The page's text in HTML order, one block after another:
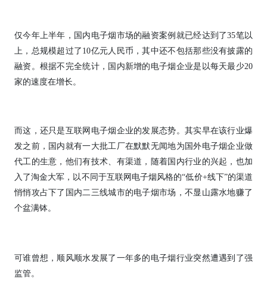
仅今年上半年，国内电子烟市场的融资案例就已经达到了35笔以
上，总规模超过了10亿元人民币，其中还不包括那些没有披露的
融资。根据不完全统计，国内新增的电子烟企业是以每天最少20
家的速度在增长。
而这，还只是互联网电子烟企业的发展态势。其实早在该行业爆
发之前，国内就有一大批工厂在默默无闻地为国外电子烟企业做
代工的生意，他们有技术、有渠道，随着国内行业的兴起，也加
入了淘金大军，以不同于互联网电子烟风格的“低价+线下”的渠道
悄悄攻占下了国内二三线城市的电子烟市场，不显山露水地赚了
个盆满钵。
可谁曾想，顺风顺水发展了一年多的电子烟行业突然遭遇到了强
监管。